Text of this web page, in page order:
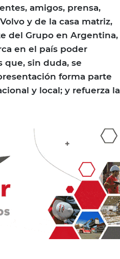
amigos, prensa,
y de la casa matriz,
del Grupo en Argentina,
en el país poder
que, sin duda, se
forma parte
y local; y refuerza la